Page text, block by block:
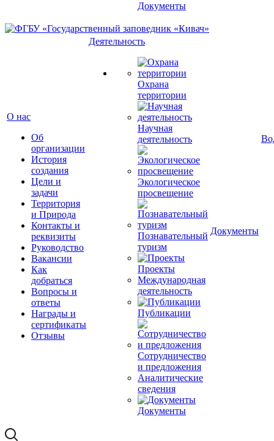
Документы
О нас
Об
организации
История
создания
Цели и
задачи
Территория
и Природа
Контакты и
реквизиты
Руководство
Вакансии
Как
добраться
Вопросы и
ответы
Награды и
сертификаты
Отзывы
Деятельность
Охрана
территории
Научная
деятельность
Экологическое
просвещение
Познавательный
туризм
Проекты
Международная
деятельность
Публикации
Сотрудничество
и предложения
Аналитические
сведения
Документы
Документы